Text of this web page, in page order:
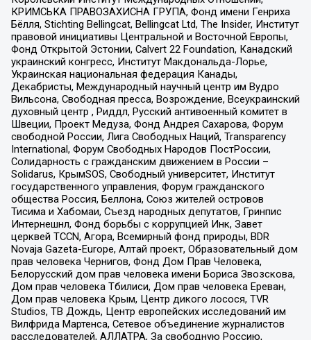
КРИМСЬКА ПРАВОЗАХИСНА ГРУПА, Фонд имени Генриха
Бёлля, Stichting Bellingcat, Bellingcat Ltd, The Insider, Институт
правовой инициативы Центральной и Восточной Европы,
Фонд Открытой Эстонии, Calvert 22 Foundation, Канадский
украинский конгресс, Институт Макдональда-Лорье,
Украинская национальная федерация Канады,
Декабристы, Международный научный центр им Вудро
Вильсона, Свободная пресса, Возрождение, Всеукраинский
духовный центр , Риддл, Русский антивоенный комитет в
Швеции, Проект Медуза, Фонд Андрея Сахарова, Форум
свободной России, Лига Свободных Наций, Transparеncy
International, Форум Свободных Народов ПостРоссии,
Солидарность с гражданским движением в России –
Solidarus, КрымSOS, Свободный университет, Институт
государственного управления, Форум гражданского
общества Россия, Беллона, Союз жителей островов
Тисима и Хабомаи, Съезд народных депутатов, Гринпис
Интернешнл, Фонд борьбы с коррупцией Инк, Завет
церквей TCCN, Агора, Всемирный фонд природы, BDR
Novaja Gazeta-Europe, Алтай проект, Образовательный дом
прав человека Чернигов, Фонд Дом Прав Человека,
Белорусский дом прав человека имени Бориса Звозскова,
Дом прав человека Тбилиси, Дом прав человека Ереван,
Дом прав человека Крым, Центр дикого лосося, TVR
Studios, ТВ Дождь, Центр европейских исследований им
Вилфрида Мартенса, Сетевое объединение журналистов
расследователей, АЛЛАТРА, За свободную Россию,